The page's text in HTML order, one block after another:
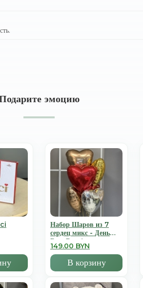
эмоцию
Набор Шаров из 7
сердец микс - День
Всех Влюбленных
149.00 BYN
В корзину